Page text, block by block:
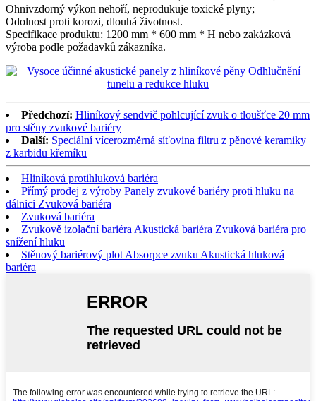
Ohnivzdorný výkon nehoří, neprodukuje toxické plyny;
Odolnost proti korozi, dlouhá životnost.
Specifikace produktu: 1200 mm * 600 mm * H nebo zakázková
výroba podle požadavků zákazníka.
Předchozí: Hliníkový sendvič pohlcující zvuk o tloušťce 20 mm
pro stěny zvukové bariéry
Další: Speciální vícerozměrná síťovina filtru z pěnové keramiky
z karbidu křemíku
Hliníková protihluková bariéra
Přímý prodej z výroby Panely zvukové bariéry proti hluku na
dálnici Zvuková bariéra
Zvuková bariéra
Zvukově izolační bariéra Akustická bariéra Zvuková bariéra pro
snížení hluku
Stěnový bariérový plot Absorpce zvuku Akustická hluková
bariéra